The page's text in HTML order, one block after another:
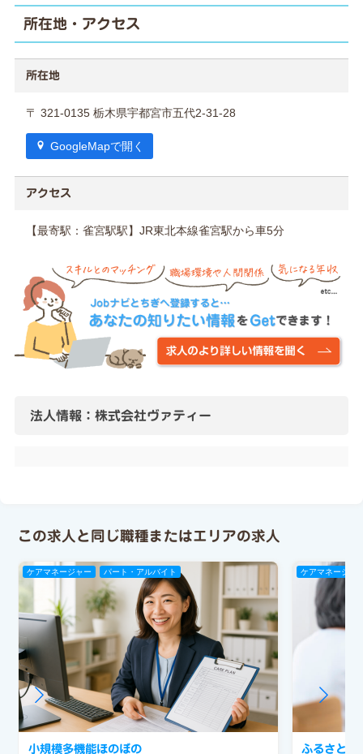
所在地・アクセス
所在地
〒 321-0135 栃木県宇都宮市五代2-31-28
GoogleMapで開く
アクセス
【最寄駅：雀宮駅駅】JR東北本線雀宮駅から車5分
法人情報：株式会社ヴァティー
この求人と同じ職種またはエリアの求人
ケアマネージャー パート・アルバイト
小規模多機能ほのぼの
ケアマネージャ
ふるさとホ